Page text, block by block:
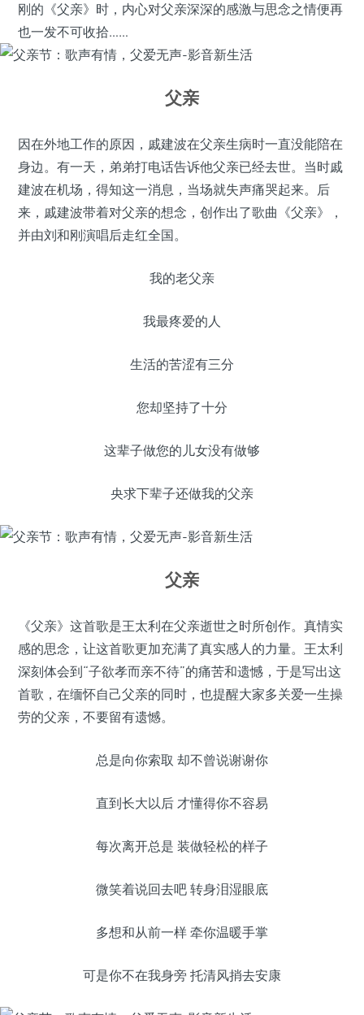
刚的《父亲》时，内心对父亲深深的感激与思念之情便再
也一发不可收拾……
父亲
因在外地工作的原因，戚建波在父亲生病时一直没能陪在
身边。有一天，弟弟打电话告诉他父亲已经去世。当时戚
建波在机场，得知这一消息，当场就失声痛哭起来。后
来，戚建波带着对父亲的想念，创作出了歌曲《父亲》，
并由刘和刚演唱后走红全国。
我的老父亲
我最疼爱的人
生活的苦涩有三分
您却坚持了十分
这辈子做您的儿女没有做够
央求下辈子还做我的父亲
父亲
《父亲》这首歌是王太利在父亲逝世之时所创作。真情实
感的思念，让这首歌更加充满了真实感人的力量。王太利
深刻体会到“子欲孝而亲不待”的痛苦和遗憾，于是写出这
首歌，在缅怀自己父亲的同时，也提醒大家多关爱一生操
劳的父亲，不要留有遗憾。
总是向你索取 却不曾说谢谢你
直到长大以后 才懂得你不容易
每次离开总是 装做轻松的样子
微笑着说回去吧 转身泪湿眼底
多想和从前一样 牵你温暖手掌
可是你不在我身旁 托清风捎去安康